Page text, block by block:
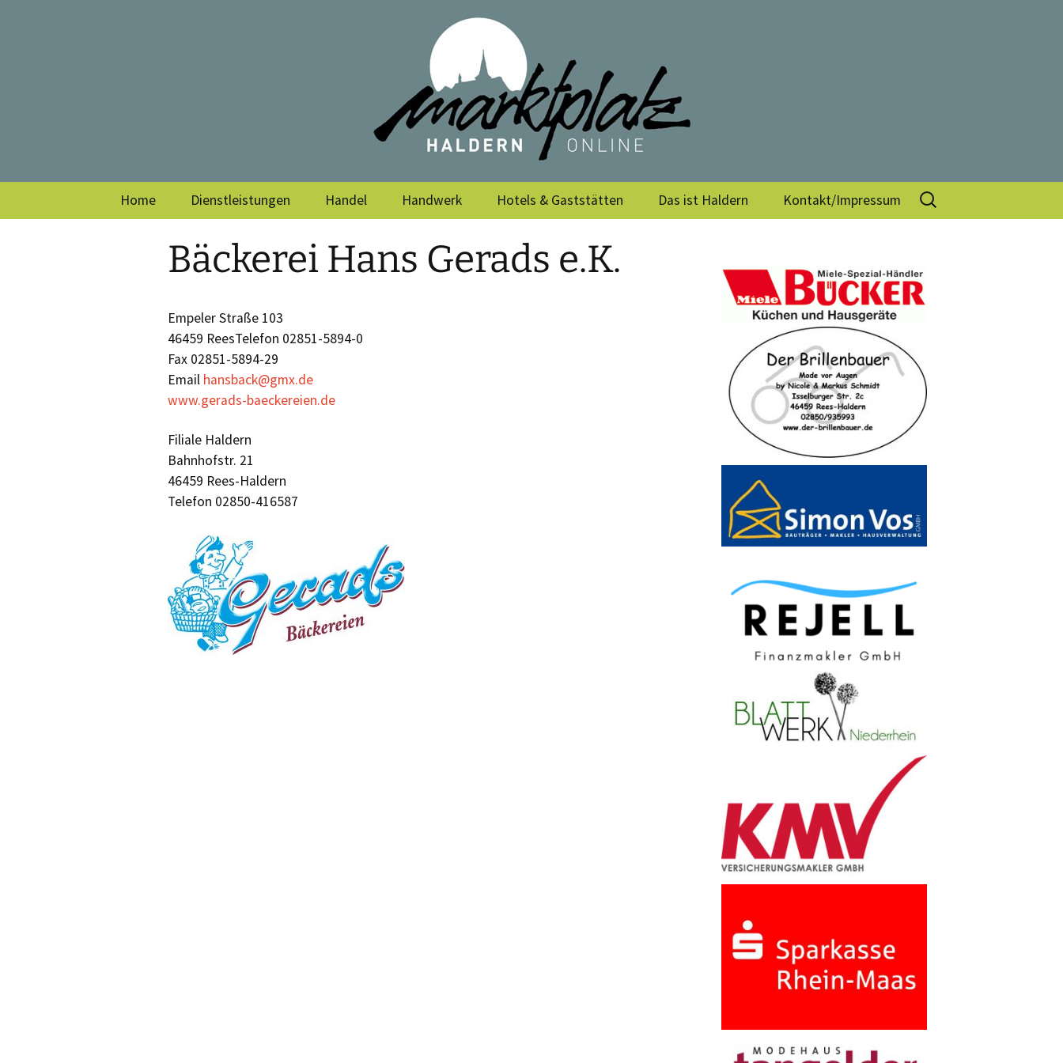
Gewerbeverein Haldern e.V.
Home Dienstleistungen Handel Handwerk Hotels & Gaststätten Das ist Haldern Kontakt/Impressum
Suchen
nach:
Bäckerei Hans Gerads e.K.
Empeler Straße 103
46459 ReesTelefon 02851-5894-0
Fax 02851-5894-29
Email hansback@gmx.de
www.gerads-baeckereien.de
Filiale Haldern
Bahnhofstr. 21
46459 Rees-Haldern
Telefon 02850-416587